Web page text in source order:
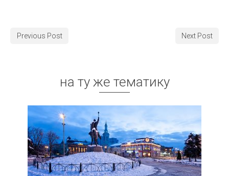
Previous Post Next Post
на ту же тематику